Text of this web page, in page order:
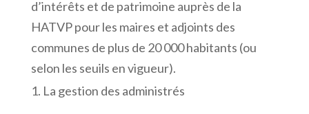
d’intérêts et de patrimoine auprès de la
HATVP pour les maires et adjoints des
communes de plus de 20 000 habitants (ou
selon les seuils en vigueur).
La gestion des administrés